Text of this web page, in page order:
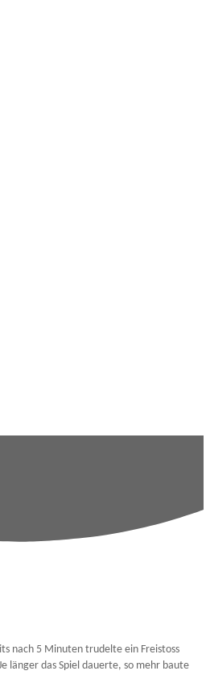
nach 5 Minuten trudelte ein Freistoss
länger das Spiel dauerte, so mehr baute